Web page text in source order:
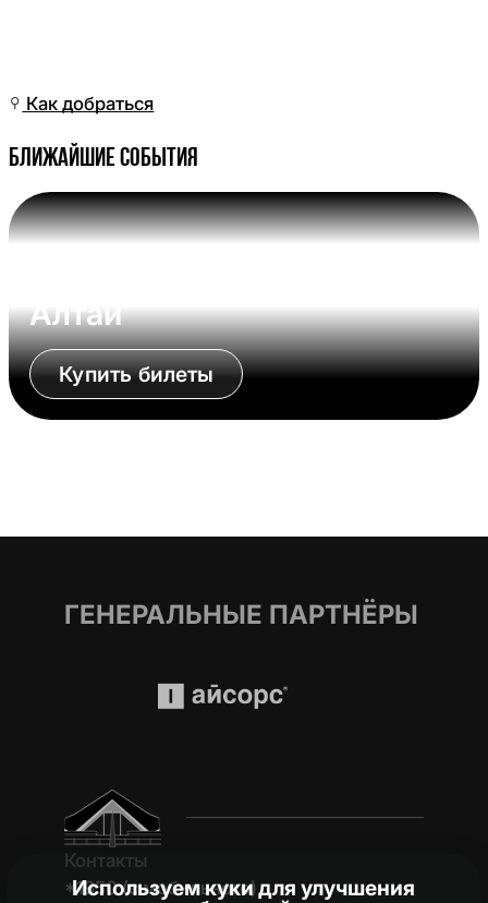
Как добраться
Ближайшие события
Алтай
Купить билеты
ГЕНЕРАЛЬНЫЕ ПАРТНЁРЫ
Контакты
*1950 (c мобильного)
Используем куки для улучшения